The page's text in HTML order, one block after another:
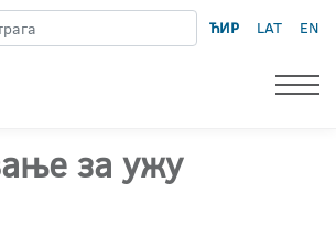
ЋИР LAT EN
за ужу